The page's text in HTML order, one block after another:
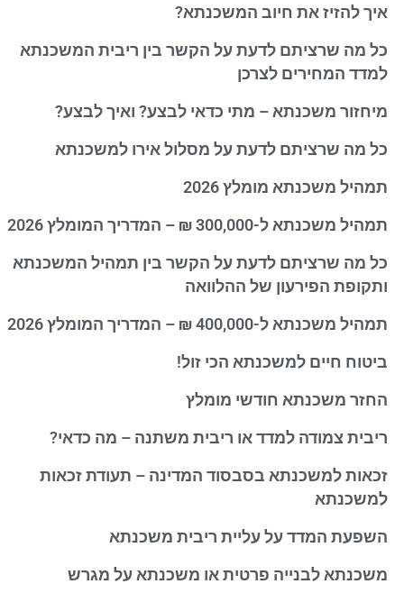
איך להזיז את חיוב המשכנתא?
כל מה שרציתם לדעת על הקשר בין ריבית המשכנתא
למדד המחירים לצרכן
מיחזור משכנתא – מתי כדאי לבצע? ואיך לבצע?
כל מה שרציתם לדעת על מסלול אירו למשכנתא
תמהיל משכנתא מומלץ 2026
תמהיל משכנתא ל-300,000 ₪ – המדריך המומלץ 2026
כל מה שרציתם לדעת על הקשר בין תמהיל המשכנתא
ותקופת הפירעון של ההלוואה
תמהיל משכנתא ל-400,000 ₪ – המדריך המומלץ 2026
ביטוח חיים למשכנתא הכי זול!
החזר משכנתא חודשי מומלץ
ריבית צמודה למדד או ריבית משתנה – מה כדאי?
זכאות למשכנתא בסבסוד המדינה – תעודת זכאות
למשכנתא
השפעת המדד על עליית ריבית משכנתא
משכנתא לבנייה פרטית או משכנתא על מגרש